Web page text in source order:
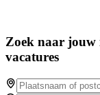
Zoek naar jouw
vacatures